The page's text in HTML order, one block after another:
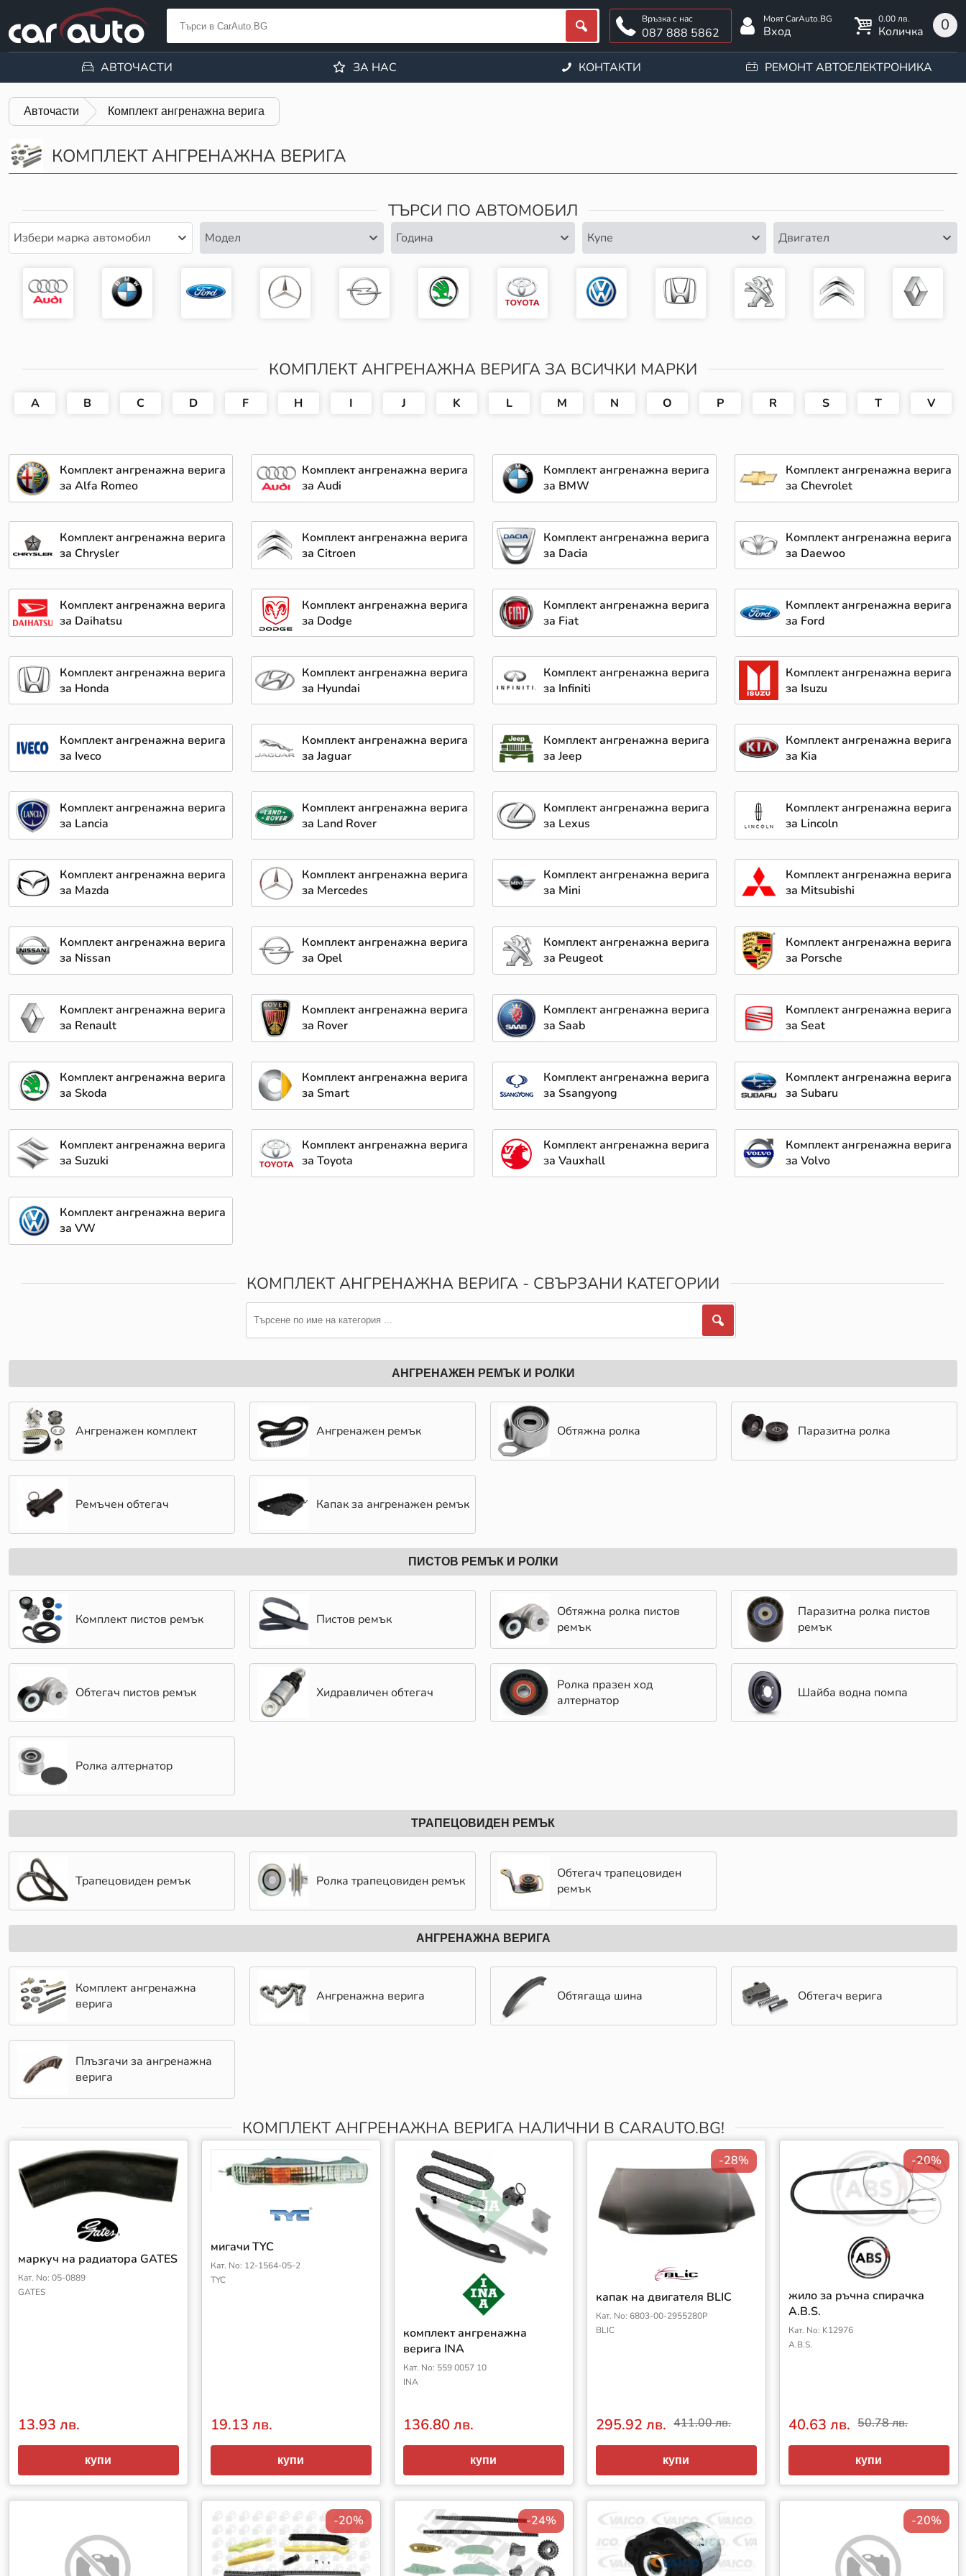
087 888 5862 Вход
0.00 лв. 0
Количка
АВТОЧАСТИ ЗА НАС КОНТАКТИ РЕМОНТ АВТОЕЛЕКТРОНИКА
Авточасти Комплект ангренажна верига
КОМПЛЕКТ АНГРЕНАЖНА ВЕРИГА
ТЪРСИ ПО АВТОМОБИЛ
Избери марка автомобил Модел Година Купе Двигател
КОМПЛЕКТ АНГРЕНАЖНА ВЕРИГА ЗА ВСИЧКИ МАРКИ
A B C D F H I J K L M N O P R S T V
Комплект ангренажна верига
за Alfa Romeo
Комплект ангренажна верига
за Audi
Комплект ангренажна верига
за BMW
Комплект ангренажна верига
за Chevrolet
Комплект ангренажна верига
за Chrysler
Комплект ангренажна верига
за Citroen
Комплект ангренажна верига
за Dacia
Комплект ангренажна верига
за Daewoo
Комплект ангренажна верига
за Daihatsu
Комплект ангренажна верига
за Dodge
Комплект ангренажна верига
за Fiat
Комплект ангренажна верига
за Ford
Комплект ангренажна верига
за Honda
Комплект ангренажна верига
за Hyundai
Комплект ангренажна верига
за Infiniti
Комплект ангренажна верига
за Isuzu
Комплект ангренажна верига
за Iveco
Комплект ангренажна верига
за Jaguar
Комплект ангренажна верига
за Jeep
Комплект ангренажна верига
за Kia
Комплект ангренажна верига
за Lancia
Комплект ангренажна верига
за Land Rover
Комплект ангренажна верига
за Lexus
Комплект ангренажна верига
за Lincoln
Комплект ангренажна верига
за Mazda
Комплект ангренажна верига
за Mercedes
Комплект ангренажна верига
за Mini
Комплект ангренажна верига
за Mitsubishi
Комплект ангренажна верига
за Nissan
Комплект ангренажна верига
за Opel
Комплект ангренажна верига
за Peugeot
Комплект ангренажна верига
за Porsche
Комплект ангренажна верига
за Renault
Комплект ангренажна верига
за Rover
Комплект ангренажна верига
за Saab
Комплект ангренажна верига
за Seat
Комплект ангренажна верига
за Skoda
Комплект ангренажна верига
за Smart
Комплект ангренажна верига
за Ssangyong
Комплект ангренажна верига
за Subaru
Комплект ангренажна верига
за Suzuki
Комплект ангренажна верига
за Toyota
Комплект ангренажна верига
за Vauxhall
Комплект ангренажна верига
за Volvo
Комплект ангренажна верига
за VW
КОМПЛЕКТ АНГРЕНАЖНА ВЕРИГА - СВЪРЗАНИ КАТЕГОРИИ
АНГРЕНАЖЕН РЕМЪК И РОЛКИ
Ангренажен комплект Ангренажен ремък Обтяжна ролка Паразитна ролка
Ремъчен обтегач Капак за ангренажен ремък
ПИСТОВ РЕМЪК И РОЛКИ
Комплект пистов ремък Пистов ремък
Обтяжна ролка пистов
ремък
Паразитна ролка пистов
ремък
Обтегач пистов ремък Хидравличен обтегач
Ролка празен ход
алтернатор
Шайба водна помпа
Ролка алтернатор
ТРАПЕЦОВИДЕН РЕМЪК
Трапецовиден ремък Ролка трапецовиден ремък
Обтегач трапецовиден
ремък
АНГРЕНАЖНА ВЕРИГА
Комплект ангренажна
верига
Ангренажна верига Обтягаща шина Обтегач верига
Плъзгачи за ангренажна
верига
КОМПЛЕКТ АНГРЕНАЖНА ВЕРИГА НАЛИЧНИ В CARAUTO.BG!
маркуч на радиатора GATES
Кат. No: 05-0889
GATES
13.93 лв.
купи
мигачи TYC
Кат. No: 12-1564-05-2
TYC
19.13 лв.
купи
комплект ангренажна
верига INA
Кат. No: 559 0057 10
INA
136.80 лв.
купи
-28%
капак на двигателя BLIC
Кат. No: 6803-00-2955280P
BLIC
295.92 лв. 411.00 лв.
купи
-20%
жило за ръчна спирачка
A.B.S.
Кат. No: K12976
A.B.S.
40.63 лв. 50.78 лв.
купи
-20% -24% -20%